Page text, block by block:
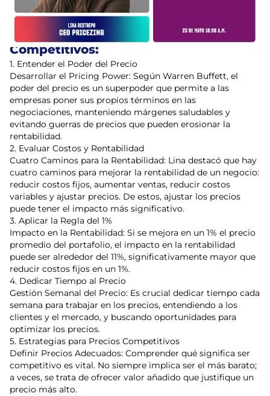
tener un buen producto es crucial, pero saber fijar el precio
adecuado es aún más importante.
Estrategias para Fijar Precios
Competitivos:
1. Entender el Poder del Precio
Desarrollar el Pricing Power: Según Warren Buffett, el
poder del precio es un superpoder que permite a las
empresas poner sus propios términos en las
negociaciones, manteniendo márgenes saludables y
evitando guerras de precios que pueden erosionar la
rentabilidad.
2. Evaluar Costos y Rentabilidad
Cuatro Caminos para la Rentabilidad: Lina destacó que hay
cuatro caminos para mejorar la rentabilidad de un negocio:
reducir costos fijos, aumentar ventas, reducir costos
variables y ajustar precios. De estos, ajustar los precios
puede tener el impacto más significativo.
3. Aplicar la Regla del 1%
Impacto en la Rentabilidad: Si se mejora en un 1% el precio
promedio del portafolio, el impacto en la rentabilidad
puede ser alrededor del 11%, significativamente mayor que
reducir costos fijos en un 1%.
4. Dedicar Tiempo al Precio
Gestión Semanal del Precio: Es crucial dedicar tiempo cada
semana para trabajar en los precios, entendiendo a los
clientes y el mercado, y buscando oportunidades para
optimizar los precios.
5. Estrategias para Precios Competitivos
Definir Precios Adecuados: Comprender qué significa ser
competitivo es vital. No siempre implica ser el más barato;
a veces, se trata de ofrecer valor añadido que justifique un
precio más alto.